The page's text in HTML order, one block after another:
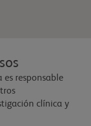
es responsable
clínica y